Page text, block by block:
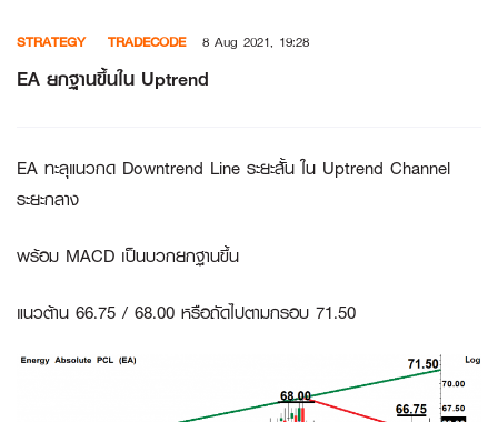
content
STRATEGY TRADECODE 8 Aug 2021, 19:28
EA ยกฐานขึ้นใน Uptrend
EA ทะลุแนวกด Downtrend Line ระยะสั้น ใน Uptrend Channel
ระยะกลาง
พร้อม MACD เป็นบวกยกฐานขึ้น
แนวต้าน 66.75 / 68.00 หรือถัดไปตามกรอบ 71.50